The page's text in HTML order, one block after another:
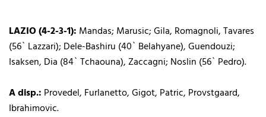
LAZIO (4-2-3-1): Mandas; Marusic; Gila, Romagnoli, Tavares
(56` Lazzari); Dele-Bashiru (40` Belahyane), Guendouzi;
Isaksen, Dia (84` Tchaouna), Zaccagni; Noslin (56` Pedro).
A disp.: Provedel, Furlanetto, Gigot, Patric, Provstgaard,
Ibrahimovic.